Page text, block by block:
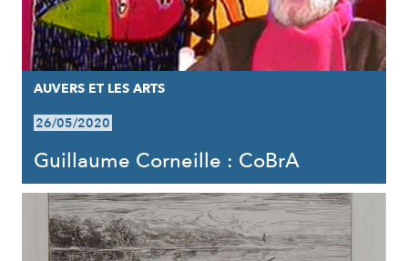
AUVERS ET LES ARTS
26/05/2020
Guillaume Corneille : CoBrA